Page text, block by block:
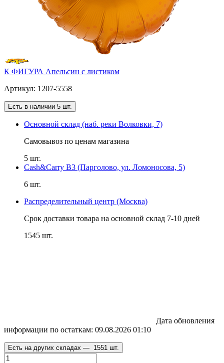
К ФИГУРА Апельсин с листиком
Артикул: 1207-5558
Есть в наличии 5 шт.
Основной склад (наб. реки Волковки, 7)
Самовывоз по ценам магазина
5 шт.
Cash&Carry B3 (Парголово, ул. Ломоносова, 5)
6 шт.
Распределительный центр (Москва)
Срок доставки товара на основной склад 7-10 дней
1545 шт.
Дата обновления
информации по остаткам: 09.08.2026 01:10
Есть на других складах — 1551 шт.